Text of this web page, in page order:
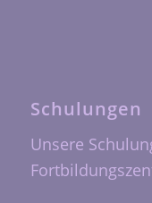
Schulungen
Unsere